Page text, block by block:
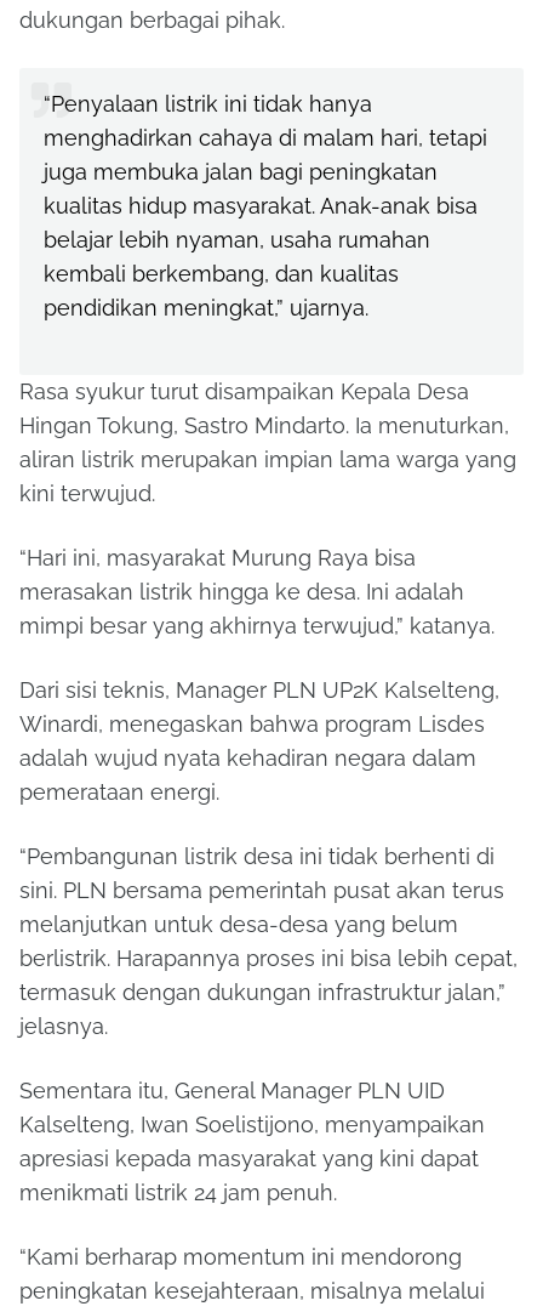
dukungan berbagai pihak.
“Penyalaan listrik ini tidak hanya
menghadirkan cahaya di malam hari, tetapi
juga membuka jalan bagi peningkatan
kualitas hidup masyarakat. Anak-anak bisa
belajar lebih nyaman, usaha rumahan
kembali berkembang, dan kualitas
pendidikan meningkat,” ujarnya.
Rasa syukur turut disampaikan Kepala Desa
Hingan Tokung, Sastro Mindarto. Ia menuturkan,
aliran listrik merupakan impian lama warga yang
kini terwujud.
“Hari ini, masyarakat Murung Raya bisa
merasakan listrik hingga ke desa. Ini adalah
mimpi besar yang akhirnya terwujud,” katanya.
Dari sisi teknis, Manager PLN UP2K Kalselteng,
Winardi, menegaskan bahwa program Lisdes
adalah wujud nyata kehadiran negara dalam
pemerataan energi.
“Pembangunan listrik desa ini tidak berhenti di
sini. PLN bersama pemerintah pusat akan terus
melanjutkan untuk desa-desa yang belum
berlistrik. Harapannya proses ini bisa lebih cepat,
termasuk dengan dukungan infrastruktur jalan,”
jelasnya.
Sementara itu, General Manager PLN UID
Kalselteng, Iwan Soelistijono, menyampaikan
apresiasi kepada masyarakat yang kini dapat
menikmati listrik 24 jam penuh.
“Kami berharap momentum ini mendorong
peningkatan kesejahteraan, misalnya melalui